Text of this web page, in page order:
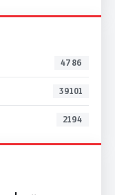
4786
39101
2194